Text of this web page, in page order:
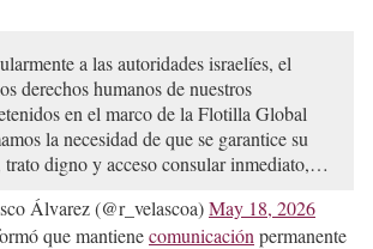
a las autoridades israelíes, el
derechos humanos de nuestros
en el marco de la Flotilla Global
la necesidad de que se garantice su
digno y acceso consular inmediato,…
Álvarez (@r_velascoa)May 18, 2026
que mantienecomunicación permanente